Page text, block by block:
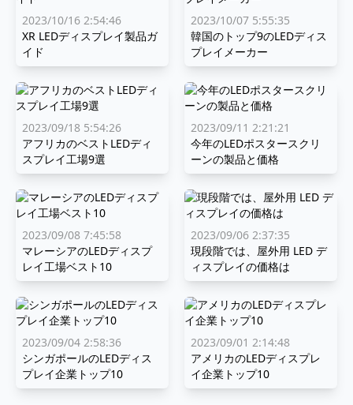
2023/10/16 2:54:46
XR LEDディスプレイ製品ガ
イド
2023/10/07 5:55:35
韓国のトップ9のLEDディス
プレイメーカー
2023/09/18 5:54:26
アフリカのベストLEDディ
スプレイ工場9選
2023/09/11 2:21:21
今年のLEDポスタースクリ
ーンの製品と価格
2023/09/08 7:45:58
マレーシアのLEDディスプ
レイ工場ベスト10
2023/09/06 2:37:35
現段階では、屋外用 LED デ
ィスプレイの価格は
2023/09/04 2:58:36
シンガポールのLEDディス
プレイ企業トップ10
2023/09/01 2:14:48
アメリカのLEDディスプレ
イ企業トップ10